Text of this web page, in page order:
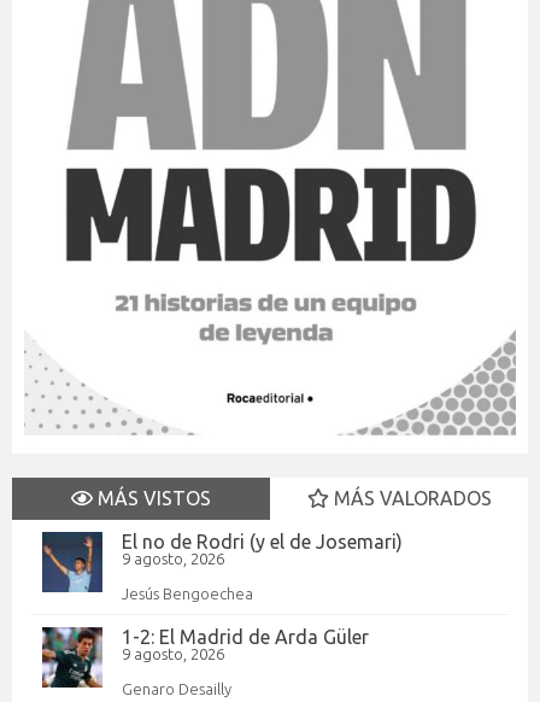
MÁS VISTOS
MÁS VALORADOS
El no de Rodri (y el de Josemari)
9 agosto, 2026
Jesús Bengoechea
1-2: El Madrid de Arda Güler
9 agosto, 2026
Genaro Desailly